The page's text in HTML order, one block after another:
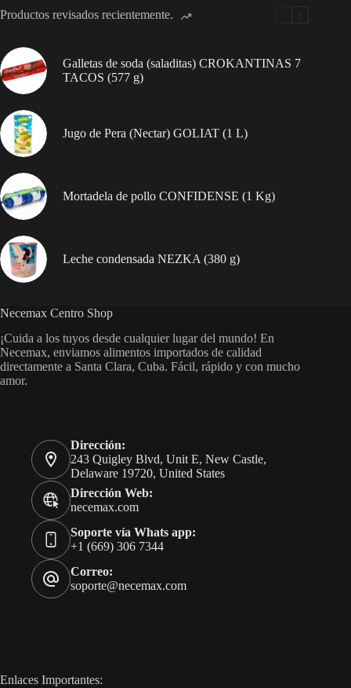
(1
kg)
Productos revisados recientemente.
Galletas de soda (saladitas) CROKANTINAS 7
TACOS (577 g)
Jugo de Pera (Nectar) GOLIAT (1 L)
Mortadela de pollo CONFIDENSE (1 Kg)
Leche condensada NEZKA (380 g)
Necemax Centro Shop
¡Cuida a los tuyos desde cualquier lugar del mundo! En
Necemax, enviamos alimentos importados de calidad
directamente a Santa Clara, Cuba. Fácil, rápido y con mucho
amor.
Dirección:
243 Quigley Blvd, Unit E, New Castle,
Delaware 19720, United States
Dirección Web:
necemax.com
Soporte vía Whats app:
+1 (669) 306 7344
Correo:
soporte@necemax.com
Enlaces Importantes: